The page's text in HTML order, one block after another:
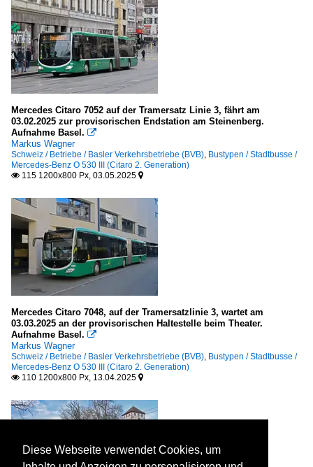
Mercedes Citaro 7052 auf der Tramersatz Linie 3, fährt am
03.02.2025 zur provisorischen Endstation am Steinenberg.
Aufnahme Basel. 
Markus Wagner
Schweiz / Betriebe / Basler Verkehrsbetriebe (BVB), Bustypen / Stadtbusse /
Mercedes-Benz O 530 III (Citaro 2. Generation)
 115 1200x800 Px, 03.05.2025 
Mercedes Citaro 7048, auf der Tramersatzlinie 3, wartet am
03.03.2025 an der provisorischen Haltestelle beim Theater.
Aufnahme Basel. 
Markus Wagner
Schweiz / Betriebe / Basler Verkehrsbetriebe (BVB), Bustypen / Stadtbusse /
Mercedes-Benz O 530 III (Citaro 2. Generation)
 110 1200x800 Px, 13.04.2025 
Diese Webseite verwendet Cookies, um